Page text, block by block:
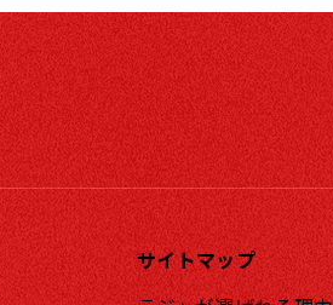
サイトマップ